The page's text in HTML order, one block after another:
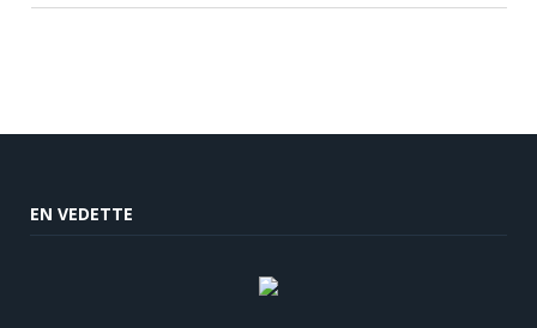
EN VEDETTE